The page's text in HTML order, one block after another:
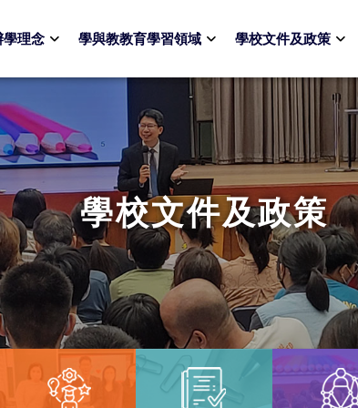
理念 學與教教育學習領域 學校文件及政策
學校文件及政策